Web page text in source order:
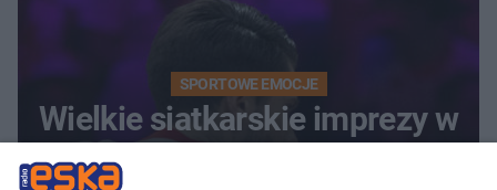
SPORTOWE EMOCJE
Wielkie siatkarskie imprezy w
Polsce. FIVB ogłosiła